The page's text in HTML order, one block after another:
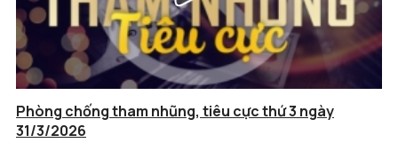
Phòng chống tham nhũng, tiêu cực thứ 3 ngày
31/3/2026